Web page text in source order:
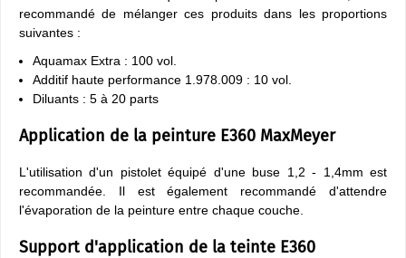
recommandé de mélanger ces produits dans les proportions
suivantes :
Aquamax Extra : 100 vol.
Additif haute performance 1.978.009 : 10 vol.
Diluants : 5 à 20 parts
Application de la peinture E360 MaxMeyer
L'utilisation d'un pistolet équipé d'une buse 1,2 - 1,4mm est
recommandée. Il est également recommandé d'attendre
l'évaporation de la peinture entre chaque couche.
Support d'application de la teinte E360